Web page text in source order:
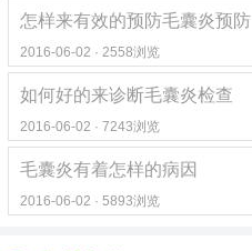
怎样来有效的预防毛囊炎预防
2016-06-02 · 2558浏览
如何好的来诊断毛囊炎检查
2016-06-02 · 7243浏览
毛囊炎有着怎样的病因
2016-06-02 · 5893浏览